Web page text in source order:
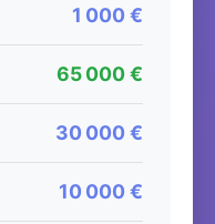
1 000 €
65 000 €
30 000 €
10 000 €